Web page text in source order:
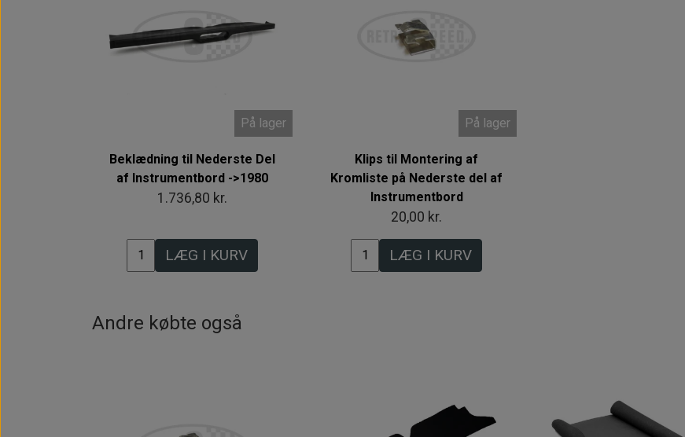
På lager
Beklædning til Nederste Del
af Instrumentbord ->1980
1.736,80 kr.
LÆG I KURV
På lager
Klips til Montering af
Kromliste på Nederste del af
Instrumentbord
20,00 kr.
LÆG I KURV
Andre købte også